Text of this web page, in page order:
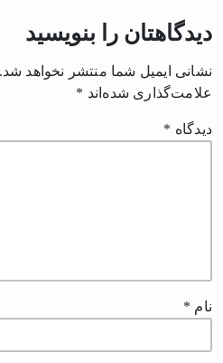
دیدگاهتان را بنویسید
نشانی ایمیل شما منتشر نخواهد شد.
علامت‌گذاری شده‌اند *
دیدگاه *
نام *